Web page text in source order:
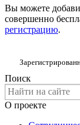
Вы можете
совершенно
регистрацию.
Поиск
О проекте